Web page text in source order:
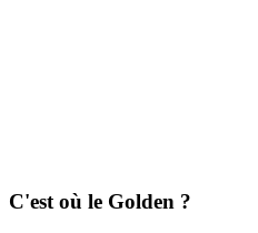
C'est où le Golden ?